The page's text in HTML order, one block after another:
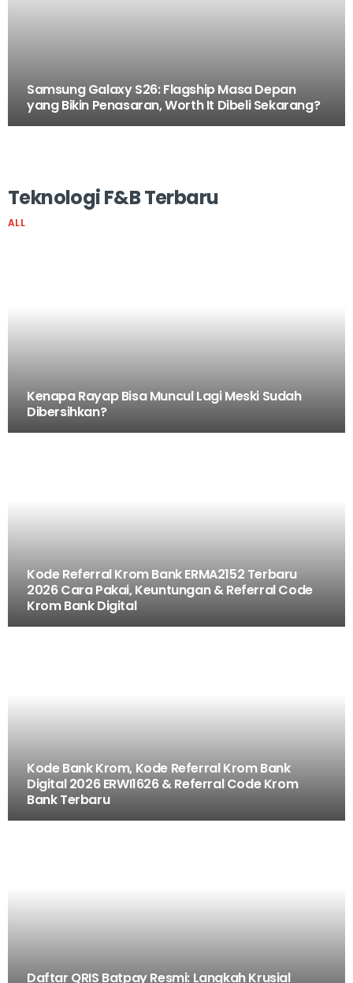
Samsung Galaxy S26: Flagship Masa Depan
yang Bikin Penasaran, Worth It Dibeli Sekarang?
Teknologi F&B Terbaru
ALL
Kenapa Rayap Bisa Muncul Lagi Meski Sudah
Dibersihkan?
Kode Referral Krom Bank ERMA2152 Terbaru
2026 Cara Pakai, Keuntungan & Referral Code
Krom Bank Digital
Kode Bank Krom, Kode Referral Krom Bank
Digital 2026 ERWI1626 & Referral Code Krom
Bank Terbaru
Daftar QRIS Batpay Resmi: Langkah Krusial